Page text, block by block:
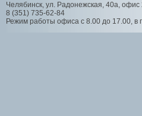
Челябинск, ул. Радонежская, 40а, офис
8 (351) 735-62-84
Режим работы офиса с 8.00 до 17.00, в